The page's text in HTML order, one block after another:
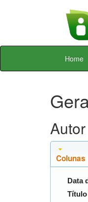
Skip
Home
Colunas
Data
Título